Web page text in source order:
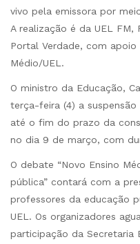
vivo pela emissora por
A realização é da UEL FM,
Portal Verdade, com
Médio/UEL.
O ministro da Educação,
terça-feira (4) a
até o fim do prazo da
no dia 9 de março, com
O debate “Novo Ensino
pública” contará com a
professores da educação
UEL. Os organizadores
participação da Secretaria